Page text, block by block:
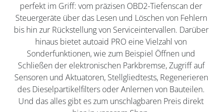
perfekt im Griff: vom präzisen OBD2-Tiefenscan der
Steuergeräte über das Lesen und Löschen von Fehlern
bis hin zur Rückstellung von Serviceintervallen. Darüber
hinaus bietet autoaid PRO eine Vielzahl von
Sonderfunktionen, wie zum Beispiel Öffnen und
Schließen der elektronischen Parkbremse, Zugriff auf
Sensoren und Aktuatoren, Stellgliedtests, Regenerieren
des Dieselpartikelfilters oder Anlernen von Bauteilen.
Und das alles gibt es zum unschlagbaren Preis direkt